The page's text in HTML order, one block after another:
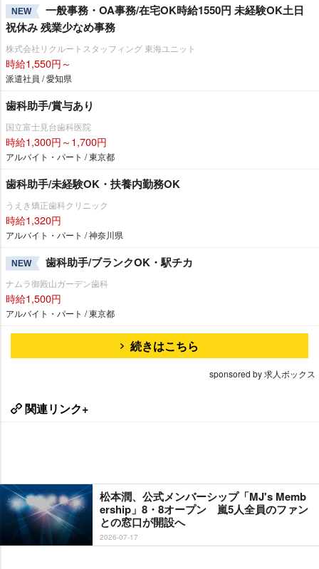
NEW
一般事務・OA事務/在宅OK時給1550円 未経験OK土日
祝休み 残業少なめ事務
株式会社リクルートスタッフィング 東海ユニット
時給1,550円～
派遣社員 / 愛知県
歯科助手/賞与あり
国立富士見台歯科医院
時給1,300円～1,700円
アルバイト・パート / 東京都
歯科助手/未経験OK・扶養内勤務OK
うえき矯正歯科クリニック
時給1,320円
アルバイト・パート / 神奈川県
NEW 歯科助手/ブランクOK・駅チカ
ナムラ御殿山ガーデン歯科
時給1,500円
アルバイト・パート / 東京都
続きはこちら
sponsored by 求人ボックス
関連リンク+
松本潤、公式メンバーシップ「MJ's Memb
ership」8・8オープン 嵐5人全員のファン
との窓口が開設へ
2026-07-17